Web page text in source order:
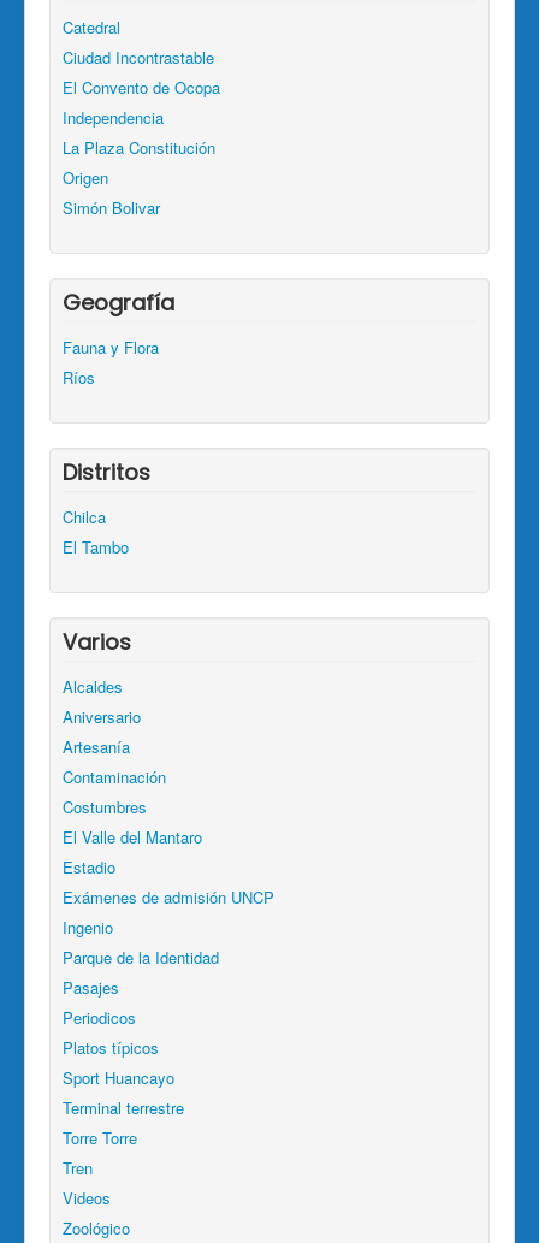
Catedral
Ciudad Incontrastable
El Convento de Ocopa
Independencia
La Plaza Constitución
Origen
Simón Bolivar
Geografía
Fauna y Flora
Ríos
Distritos
Chilca
El Tambo
Varios
Alcaldes
Aniversario
Artesanía
Contaminación
Costumbres
El Valle del Mantaro
Estadio
Exámenes de admisión UNCP
Ingenio
Parque de la Identidad
Pasajes
Periodicos
Platos típicos
Sport Huancayo
Terminal terrestre
Torre Torre
Tren
Videos
Zoológico